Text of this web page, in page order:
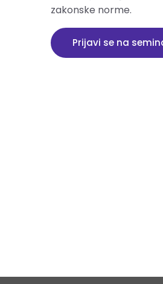
zakonske norme.
Prijavi se na